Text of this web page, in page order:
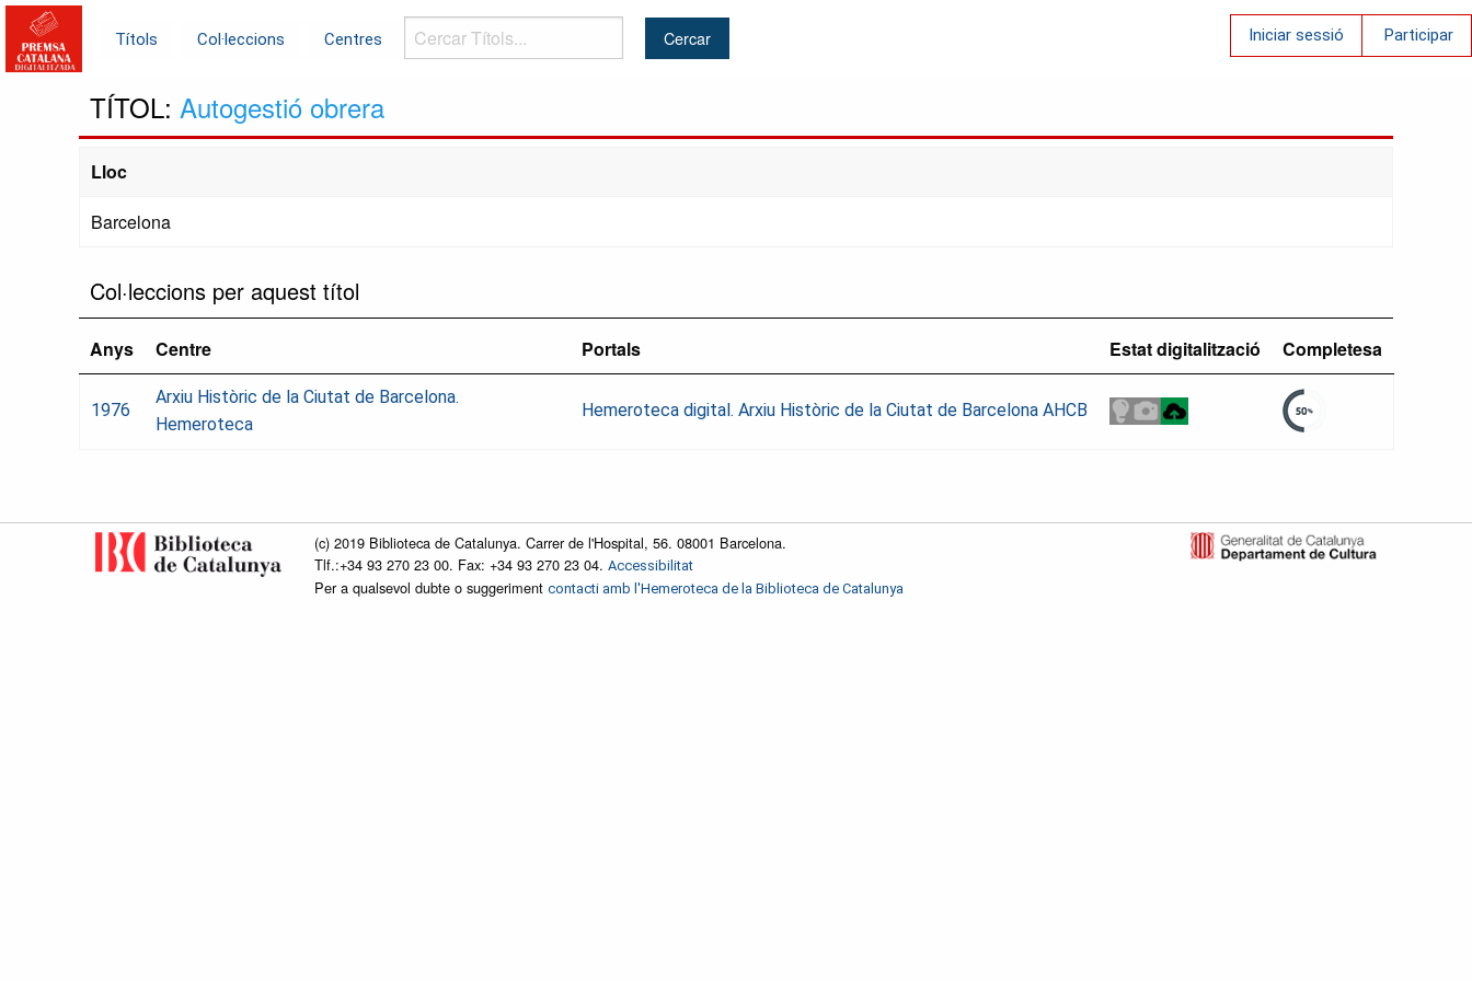
Títols Col·leccions Centres
Cercar
Títols...
Iniciar sessió Participar
TÍTOL: Autogestió obrera
Lloc
Barcelona
Col·leccions per aquest títol
Anys Centre Portals Estat digitalització Completesa
1976
Arxiu Històric de la Ciutat de Barcelona.
Hemeroteca
Hemeroteca digital. Arxiu Històric de la Ciutat de Barcelona AHCB
(c) 2019 Biblioteca de Catalunya. Carrer de l'Hospital, 56. 08001 Barcelona.
Tlf.:+34 93 270 23 00. Fax: +34 93 270 23 04. Accessibilitat
Per a qualsevol dubte o suggeriment contacti amb l'Hemeroteca de la Biblioteca de Catalunya